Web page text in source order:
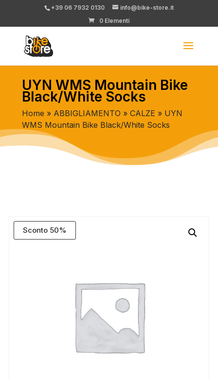
+39 06 7932 0130
info@bike-store.it
0 Elementi
UYN WMS Mountain Bike
Black/White Socks
Home » ABBIGLIAMENTO » CALZE » UYN
WMS Mountain Bike Black/White Socks
Sconto 50%